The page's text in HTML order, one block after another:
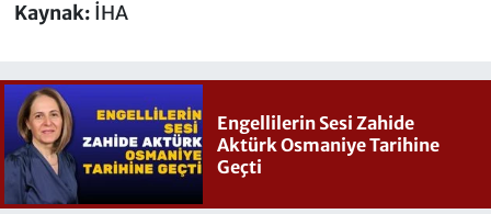
Kaynak: İHA
Engellilerin Sesi Zahide
Aktürk Osmaniye Tarihine
Geçti